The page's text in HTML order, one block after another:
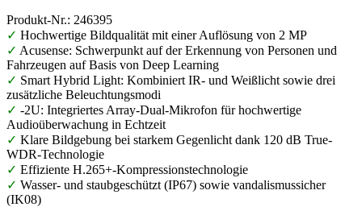
Produkt-Nr.: 246395
✓ Hochwertige Bildqualität mit einer Auflösung von 2 MP
✓ Acusense: Schwerpunkt auf der Erkennung von Personen und
Fahrzeugen auf Basis von Deep Learning
✓ Smart Hybrid Light: Kombiniert IR- und Weißlicht sowie drei
zusätzliche Beleuchtungsmodi
✓ -2U: Integriertes Array-Dual-Mikrofon für hochwertige
Audioüberwachung in Echtzeit
✓ Klare Bildgebung bei starkem Gegenlicht dank 120 dB True-
WDR-Technologie
✓ Effiziente H.265+-Kompressionstechnologie
✓ Wasser- und staubgeschützt (IP67) sowie vandalismussicher
(IK08)